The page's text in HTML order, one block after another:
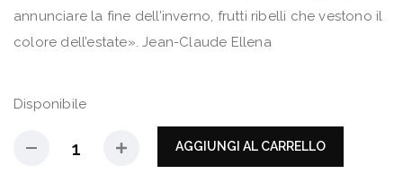
annunciare la fine dell’inverno, frutti ribelli che vestono il
colore dell’estate». Jean-Claude Ellena
Disponibile
AGGIUNGI AL CARRELLO